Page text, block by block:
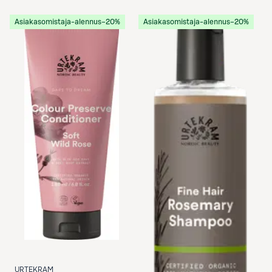
Asiakasomistaja-alennus−20%
URTEKRAM
Asiakasomistaja-alennus−20%